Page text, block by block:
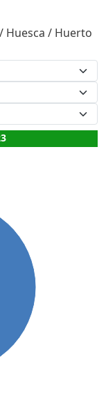
Huesca / Huerto